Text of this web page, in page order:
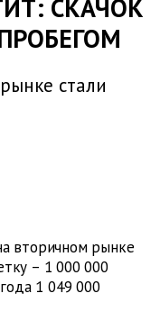
СКАЧОК
стали
вторичном рынке
– 1 000 000
1 049 000